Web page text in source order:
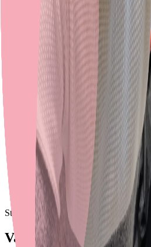
Schrijven
Je laat zien dat je in het
KNM
Kennis van de Nederlandse
leven in Nederland?
MAP
Module Arbeidsmarkt en
Nederland.
Stap voor stap
Van intaketoets tot